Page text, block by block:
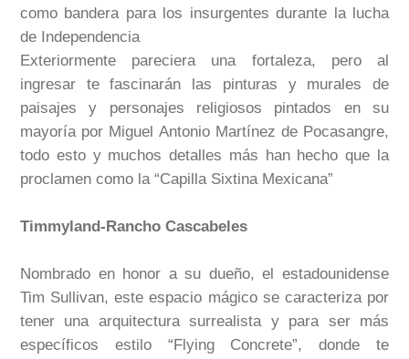
como bandera para los insurgentes durante la lucha
de Independencia
Exteriormente pareciera una fortaleza, pero al
ingresar te fascinarán las pinturas y murales de
paisajes y personajes religiosos pintados en su
mayoría por Miguel Antonio Martínez de Pocasangre,
todo esto y muchos detalles más han hecho que la
proclamen como la “Capilla Sixtina Mexicana”
Timmyland-Rancho Cascabeles
Nombrado en honor a su dueño, el estadounidense
Tim Sullivan, este espacio mágico se caracteriza por
tener una arquitectura surrealista y para ser más
específicos estilo “Flying Concrete”, donde te